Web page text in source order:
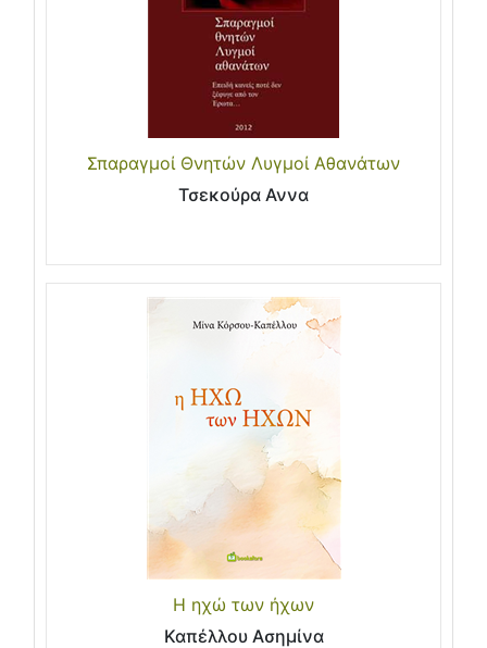
Σπαραγμοί Θνητών Λυγμοί Αθανάτων
Τσεκούρα Αννα
Η ηχώ των ήχων
Καπέλλου Ασημίνα